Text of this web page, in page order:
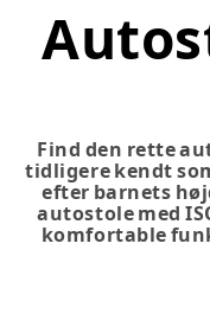
Find den rette
tidligere kendt
efter barnets
autostole med
komfortable